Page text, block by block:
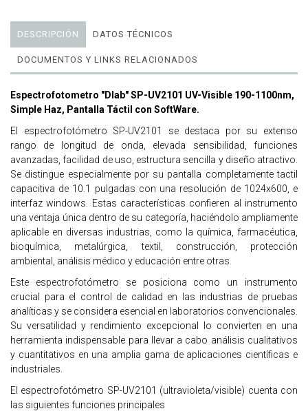
DESCRIPCIÓN DATOS TÉCNICOS
DOCUMENTOS Y LINKS RELACIONADOS
Espectrofotometro "Dlab" SP-UV2101 UV-Visible 190-1100nm,
Simple Haz, Pantalla Táctil con SoftWare.
El espectrofotómetro SP-UV2101 se destaca por su extenso
rango de longitud de onda, elevada sensibilidad, funciones
avanzadas, facilidad de uso, estructura sencilla y diseño atractivo.
Se distingue especialmente por su pantalla completamente tactil
capacitiva de 10.1 pulgadas con una resolución de 1024x600, e
interfaz windows. Estas características confieren al instrumento
una ventaja única dentro de su categoría, haciéndolo ampliamente
aplicable en diversas industrias, como la química, farmacéutica,
bioquímica, metalúrgica, textil, construcción, protección
ambiental, análisis médico y educación entre otras.
Este espectrofotómetro se posiciona como un instrumento
crucial para el control de calidad en las industrias de pruebas
analíticas y se considera esencial en laboratorios convencionales.
Su versatilidad y rendimiento excepcional lo convierten en una
herramienta indispensable para llevar a cabo análisis cualitativos
y cuantitativos en una amplia gama de aplicaciones científicas e
industriales.
El espectrofotómetro SP-UV2101 (ultravioleta/visible) cuenta con
las siguientes funciones principales